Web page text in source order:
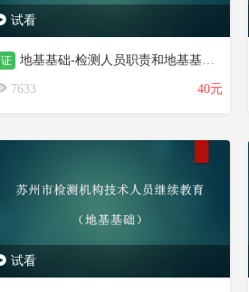
试看
证 地基基础-检测人员职责和地基基础（必修课2课时）
7633 40元
试看